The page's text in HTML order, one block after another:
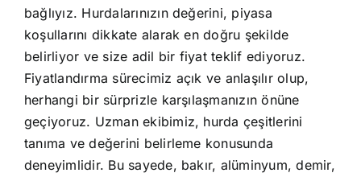
bağlıyız. Hurdalarınızın değerini, piyasa
koşullarını dikkate alarak en doğru şekilde
belirliyor ve size adil bir fiyat teklif ediyoruz.
Fiyatlandırma sürecimiz açık ve anlaşılır olup,
herhangi bir sürprizle karşılaşmanızın önüne
geçiyoruz. Uzman ekibimiz, hurda çeşitlerini
tanıma ve değerini belirleme konusunda
deneyimlidir. Bu sayede, bakır, alüminyum, demir,